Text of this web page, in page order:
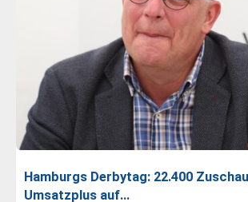
Hamburgs Derbytag: 22.400
Umsatzplus auf…